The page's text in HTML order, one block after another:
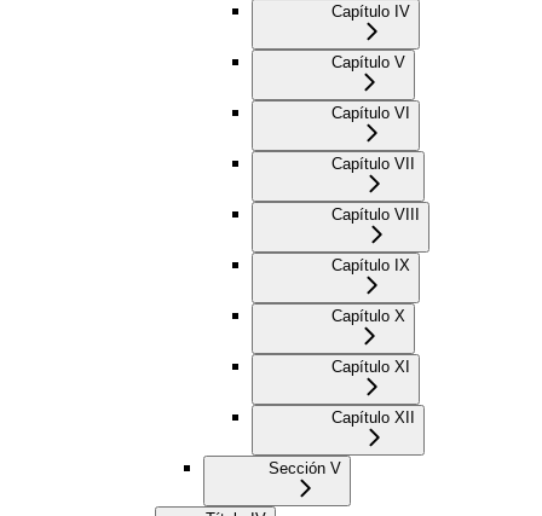
Capítulo IV
Capítulo V
Capítulo VI
Capítulo VII
Capítulo VIII
Capítulo IX
Capítulo X
Capítulo XI
Capítulo XII
Sección V